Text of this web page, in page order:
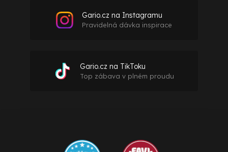
Gario.cz na Instagramu
Pravidelná dávka inspirace
Gario.cz na TikToku
Top zábava v plném proudu